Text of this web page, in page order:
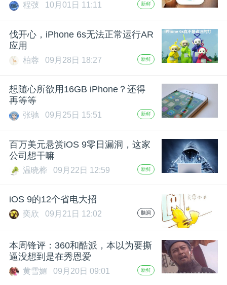
程弢 10月01日 11:11 新鲜
伐开心，iPhone 6s无法正常运行AR
应用
柏蓉 09月28日 18:27 新鲜
想随心所欲用16GB iPhone？还得
再等等
张驰 09月25日 15:51 新鲜
百万美元悬赏iOS 9零日漏洞，这家
公司想干嘛
温晓桦 09月22日 12:59 新鲜
iOS 9的12个省电大招
奕欣 09月21日 12:02 脑洞
本周锋评：360和酷派，本以为要撕
逼没想到是在秀恩爱
黄雪媚 09月20日 09:01 新鲜